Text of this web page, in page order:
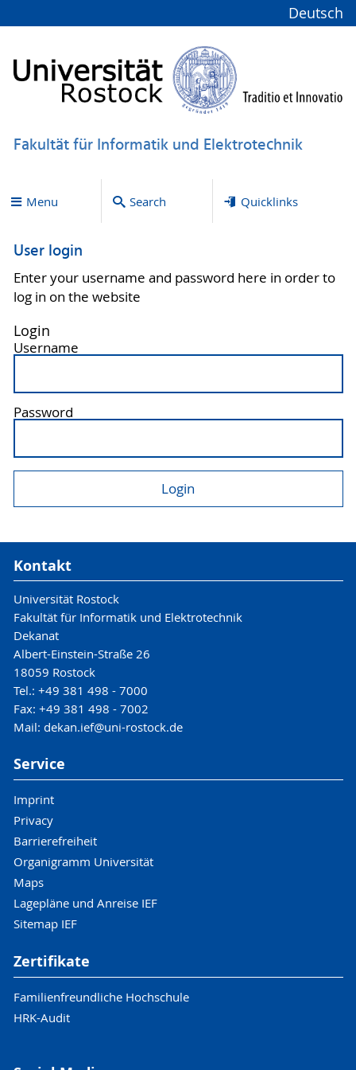
Deutsch
Fakultät für Informatik und Elektrotechnik
Menu Search Quicklinks
User login
Enter your username and password here in order to
log in on the website
Login
Username
Password
Kontakt
Universität Rostock
Fakultät für Informatik und Elektrotechnik
Dekanat
Albert-Einstein-Straße 26
18059 Rostock
Tel.: +49 381 498 - 7000
Fax: +49 381 498 - 7002
Mail: dekan.ief@uni-rostock.de
Service
Imprint
Privacy
Barrierefreiheit
Organigramm Universität
Maps
Lagepläne und Anreise IEF
Sitemap IEF
Zertifikate
Familienfreundliche Hochschule
HRK-Audit